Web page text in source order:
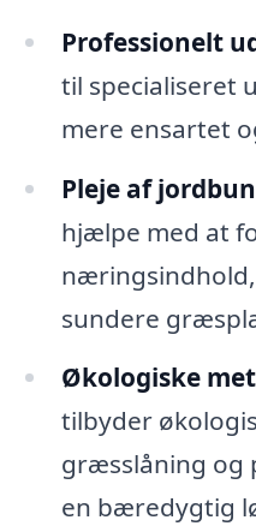
Professionelt
til specialiseret
mere ensartet
Pleje af
hjælpe med at
sundere
Økologiske
tilbyder
græsslåning og
en bæredygtig